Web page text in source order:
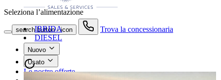
search button - icon Trova la concessionaria
Nuovo
Usato
Le nostre offerte
Seleziona l’alimentazione
IBRIDA
DIESEL